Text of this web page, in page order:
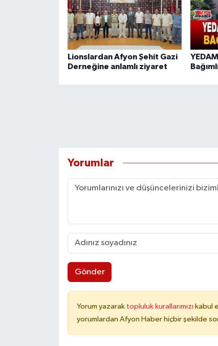
Lionslardan Afyon Şehit Gazi
Derneğine anlamlı ziyaret
Yorumlar
Gönder
Yorum yazarak topluluk kurallarımızı kabul
yorumlardan Afyon Haber hiçbir şekilde